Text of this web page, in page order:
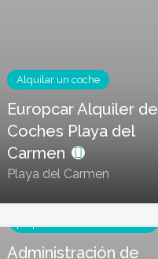
Alquilar un coche
Europcar Alquiler de
Coches Playa del
Carmen
Playa del Carmen
Administración de